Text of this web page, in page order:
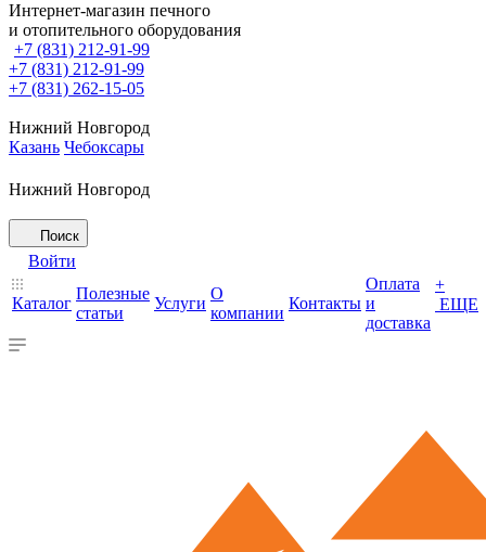
Интернет-магазин печного
и отопительного оборудования
+7 (831) 212-91-99
+7 (831) 212-91-99
+7 (831) 262-15-05
Нижний Новгород
Казань Чебоксары
Нижний Новгород
Поиск
Войти
Каталог
Полезные
статьи
Услуги
О
компании
Контакты
Оплата
и
доставка
+
ЕЩЕ